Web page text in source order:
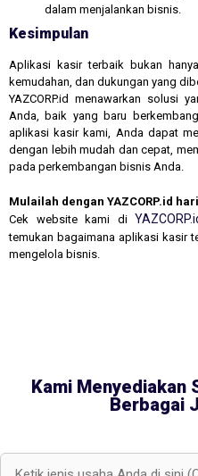
dalam menjalankan bisnis.
Kesimpulan
Aplikasi kasir terbaik bukan
kemudahan, dan dukungan yang
YAZCORP.id menawarkan solusi
Anda, baik yang baru
aplikasi kasir kami, Anda dapat
dengan lebih mudah dan cepat,
pada perkembangan bisnis Anda.
Mulailah dengan YAZCORP.id
Cek website kami di
temukan bagaimana aplikasi kasir
mengelola bisnis.
Kami Menyediakan
Berbagai